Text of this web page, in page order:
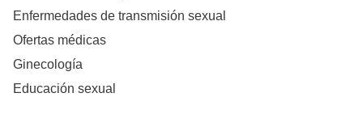
Enfermedades de transmisión sexual
Ofertas médicas
Ginecología
Educación sexual